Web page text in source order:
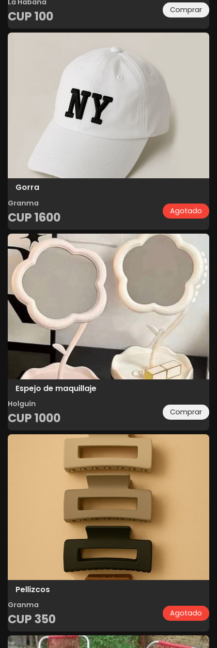
CUP100 Comprar
Gorra
Granma
CUP1600 Agotado
Espejo de maquillaje
Holguín
CUP1000 Comprar
Pellizcos
Granma
CUP 350 Agotado